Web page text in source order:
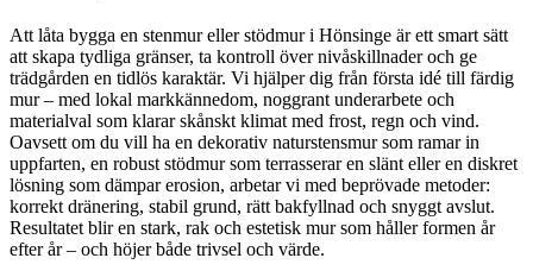
Att låta bygga en stenmur eller stödmur i Hönsinge är ett smart sätt
att skapa tydliga gränser, ta kontroll över nivåskillnader och ge
trädgården en tidlös karaktär. Vi hjälper dig från första idé till färdig
mur – med lokal markkännedom, noggrant underarbete och
materialval som klarar skånskt klimat med frost, regn och vind.
Oavsett om du vill ha en dekorativ naturstensmur som ramar in
uppfarten, en robust stödmur som terrasserar en slänt eller en diskret
lösning som dämpar erosion, arbetar vi med beprövade metoder:
korrekt dränering, stabil grund, rätt bakfyllnad och snyggt avslut.
Resultatet blir en stark, rak och estetisk mur som håller formen år
efter år – och höjer både trivsel och värde.